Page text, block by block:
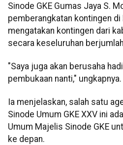
Sinode GKE Gumas Jaya S.
pemberangkatan kontingen di
mengatakan kontingen dari
secara keseluruhan
"Saya juga akan berusaha
pembukaan nanti," ungkapnya.
Ia menjelaskan, salah satu
Sinode Umum GKE XXV ini
Umum Majelis Sinode GKE
ke depan.